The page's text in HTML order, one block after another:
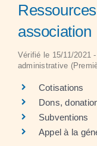
association
Vérifié le 15/11/2021
administrative
Cotisations
Dons,
Subventions
Appel à la